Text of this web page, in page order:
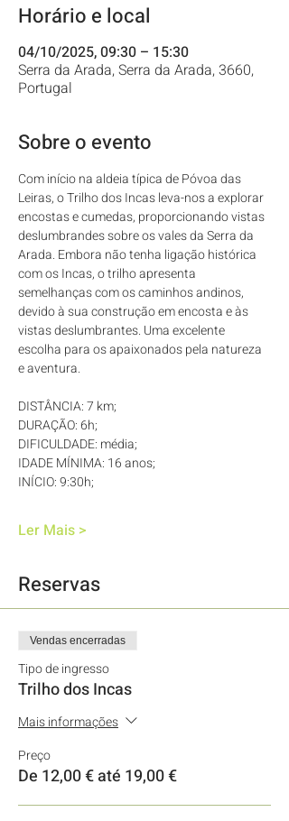
Horário e local
04/10/2025, 09:30 – 15:30
Serra da Arada, Serra da Arada, 3660,
Portugal
Sobre o evento
Com início na aldeia típica de Póvoa das
Leiras, o Trilho dos Incas leva-nos a explorar
encostas e cumedas, proporcionando vistas
deslumbrandes sobre os vales da Serra da
Arada. Embora não tenha ligação histórica
com os Incas, o trilho apresenta
semelhanças com os caminhos andinos,
devido à sua construção em encosta e às
vistas deslumbrantes. Uma excelente
escolha para os apaixonados pela natureza
e aventura.
DISTÂNCIA: 7 km;
DURAÇÃO: 6h;
DIFICULDADE: média;
IDADE MÍNIMA: 16 anos;
INÍCIO: 9:30h;
Ler Mais >
Reservas
Vendas encerradas
Tipo de ingresso
Trilho dos Incas
Mais informações
Preço
De 12,00 € até 19,00 €